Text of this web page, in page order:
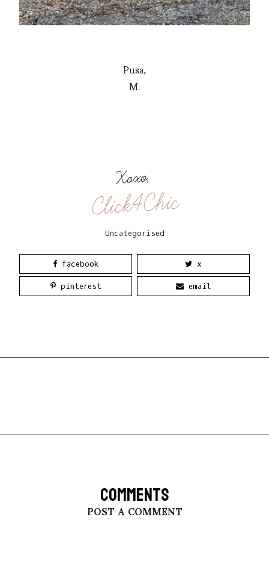
Pusa,
M.
Xoxo,
Click4Chic
Uncategorised
facebook x
pinterest email
COMMENTS
POST A COMMENT